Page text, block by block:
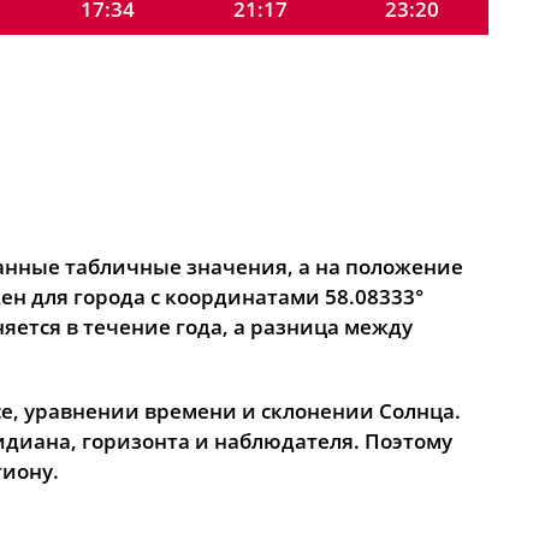
17:34 21:17
23:20
17:27 21:05
23:13
17:26 21:02
23:12
17:23 20:57
23:09
табличные значения, а на положение
для города с координатами 58.08333°
в течение года, а разница между
уравнении времени и склонении Солнца.
горизонта и наблюдателя. Поэтому